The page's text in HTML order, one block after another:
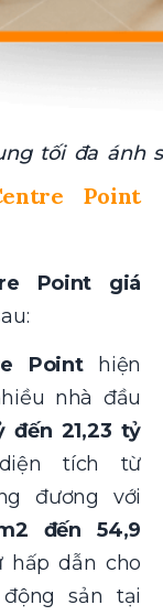
tối đa ánh
Point
Point giá
Point
hiện
nhà đầu
đến 21,23 tỷ
tích từ
đương với
đến 54,9
hấp dẫn cho
sản tại